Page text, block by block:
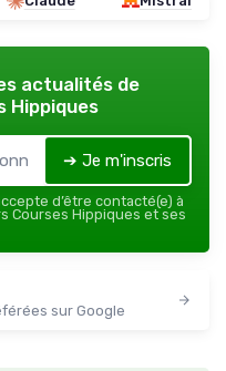
actualités de
Hippiques
➔ Je m'inscris
d’être contacté(e) à
Courses Hippiques et ses
sur Google